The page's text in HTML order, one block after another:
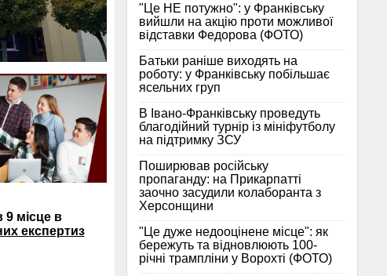
9 місце в
експертиз
"Це НЕ потужно": у Франківську
вийшли на акцію проти можливої
відставки Федорова (ФОТО)
Батьки раніше виходять на
роботу: у Франківську побільшає
ясельних груп
В Івано-Франківську проведуть
благодійний турнір із мініфутболу
на підтримку ЗСУ
Поширював російську
пропаганду: на Прикарпатті
заочно засудили колаборанта з
Херсонщини
"Це дуже недооцінене місце": як
бережуть та відновлюють 100-
річні трампліни у Ворохті (ФОТО)